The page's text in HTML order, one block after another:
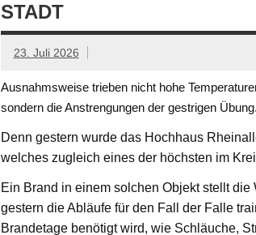
TADT
23. Juli 2026
Ausnahmsweise trieben nicht hohe
sondern die Anstrengungen der gestrigen Übung.
Denn gestern wurde das Hochhaus
welches zugleich eines der höchsten im
Ein Brand in einem solchen Objekt stellt
gestern die Abläufe für den Fall der Falle
Brandetage benötigt wird, wie Schläuche,